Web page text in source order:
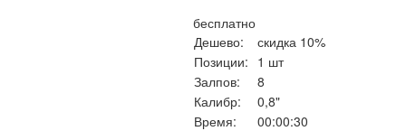
бесплатно
Дешево:
скидка 10%
Позиции: 1 шт
Залпов:
8
Калибр:
0,8"
Время:
00:00:30